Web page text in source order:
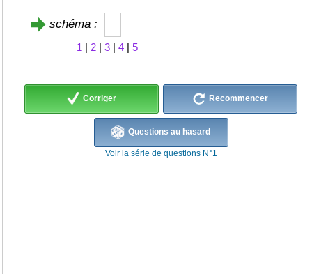
schéma :
1 | 2 | 3 | 4 | 5
Corriger Recommencer
Questions au hasard
Voir la série de questions N°1